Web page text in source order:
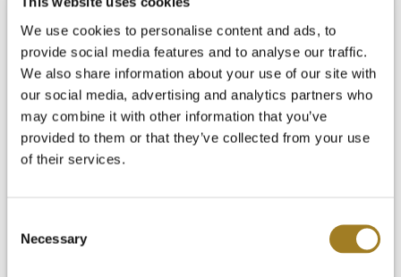
We use cookies to personalise content and ads, to
provide social media features and to analyse our traffic.
We also share information about your use of our site with
our social media, advertising and analytics partners who
may combine it with other information that you’ve
provided to them or that they’ve collected from your use
of their services.
Selection
Necessary